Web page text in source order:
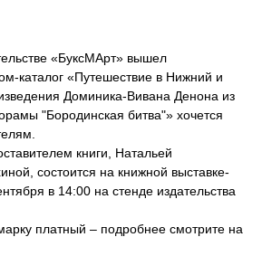
«БуксМАрт» вышел
каталог «Путешествие в Нижний и
Доминика-Вивана Денона из
"Бородинская битва"» хочется
книги, Натальей
состоится на книжной выставке-
в 14:00 на стенде издательства
платный – подробнее смотрите на